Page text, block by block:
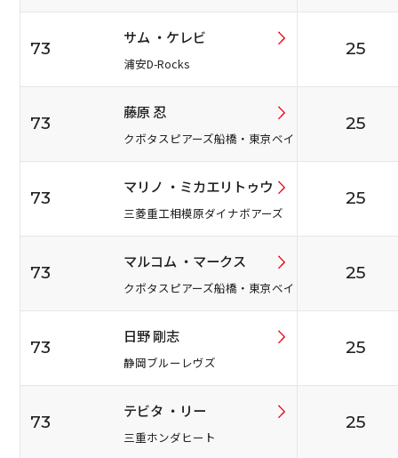
73
サム ・ケレビ
浦安D-Rocks
25
73
藤原 忍
クボタスピアーズ船橋・東京ベイ
25
73
マリノ ・ミカエリトゥウ
三菱重工相模原ダイナボアーズ
25
73
マルコム ・マークス
クボタスピアーズ船橋・東京ベイ
25
73
日野 剛志
静岡ブルーレヴズ
25
73
テビタ ・リー
三重ホンダヒート
25